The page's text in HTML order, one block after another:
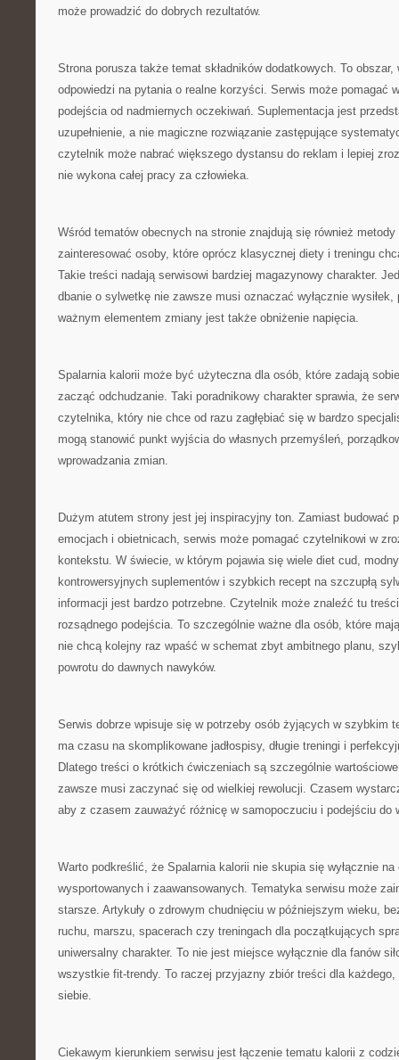
może prowadzić do dobrych rezultatów.
Strona porusza także temat składników dodatkowych. To
odpowiedzi na pytania o realne korzyści. Serwis może pomagać
podejścia od nadmiernych oczekiwań. Suplementacja jest
uzupełnienie, a nie magiczne rozwiązanie zastępujące
czytelnik może nabrać większego dystansu do reklam i lepiej
nie wykona całej pracy za człowieka.
Wśród tematów obecnych na stronie znajdują się również
zainteresować osoby, które oprócz klasycznej diety i treningu
Takie treści nadają serwisowi bardziej magazynowy charakter.
dbanie o sylwetkę nie zawsze musi oznaczać wyłącznie
ważnym elementem zmiany jest także obniżenie napięcia.
Spalarnia kalorii może być użyteczna dla osób, które zadają
zacząć odchudzanie. Taki poradnikowy charakter sprawia, że
czytelnika, który nie chce od razu zagłębiać się w bardzo
mogą stanowić punkt wyjścia do własnych przemyśleń,
wprowadzania zmian.
Dużym atutem strony jest jej inspiracyjny ton. Zamiast budować
emocjach i obietnicach, serwis może pomagać czytelnikowi w
kontekstu. W świecie, w którym pojawia się wiele diet cud,
kontrowersyjnych suplementów i szybkich recept na szczupłą
informacji jest bardzo potrzebne. Czytelnik może znaleźć tu
rozsądnego podejścia. To szczególnie ważne dla osób, które
nie chcą kolejny raz wpaść w schemat zbyt ambitnego planu,
powrotu do dawnych nawyków.
Serwis dobrze wpisuje się w potrzeby osób żyjących w szybkim
ma czasu na skomplikowane jadłospisy, długie treningi i
Dlatego treści o krótkich ćwiczeniach są szczególnie
zawsze musi zaczynać się od wielkiej rewolucji. Czasem
aby z czasem zauważyć różnicę w samopoczuciu i podejściu do
Warto podkreślić, że Spalarnia kalorii nie skupia się wyłącznie na
wysportowanych i zaawansowanych. Tematyka serwisu może
starsze. Artykuły o zdrowym chudnięciu w późniejszym wieku,
ruchu, marszu, spacerach czy treningach dla początkujących
uniwersalny charakter. To nie jest miejsce wyłącznie dla fanów
wszystkie fit-trendy. To raczej przyjazny zbiór treści dla
siebie.
Ciekawym kierunkiem serwisu jest łączenie tematu kalorii z